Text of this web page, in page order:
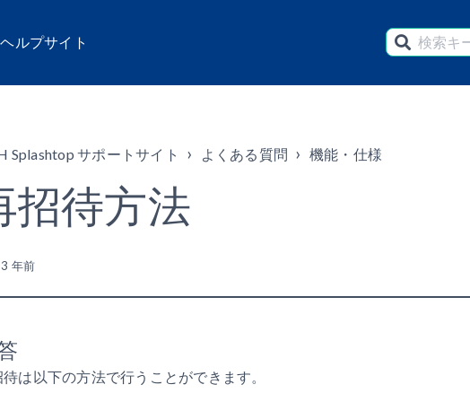
ルプサイト
Splashtop サポートサイト よくある質問 機能・仕様
招待方法
3 年前
は以下の方法で行うことができます。